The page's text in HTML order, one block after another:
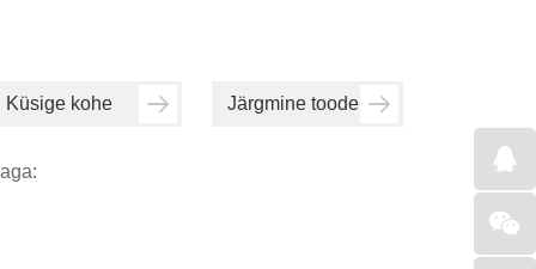
Küsige kohe Järgmine toode